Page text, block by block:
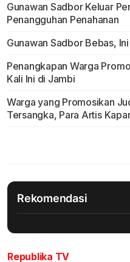
Gunawan Sadbor Keluar
Penangguhan Penahanan
Gunawan Sadbor Bebas,
Penangkapan Warga
Kali Ini di Jambi
Warga yang Promosikan
Tersangka, Para Artis
Rekomendasi
Republika TV